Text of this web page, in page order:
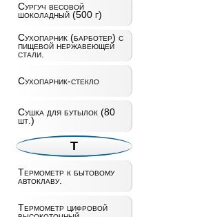
Сургуч весовой
шоколадный (500 г)
Сухопарник (барботер) с
пищевой нержавеющей
стали.
Сухопарник-стекло
Сушка для бутылок (80
шт.)
Т
Термометр к бытовому
автоклаву.
Термометр цифровой